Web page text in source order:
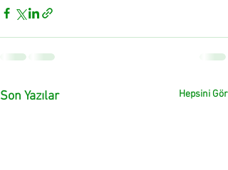
Son Yazılar Hepsini Gör